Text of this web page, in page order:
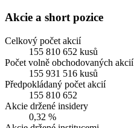
Akcie a short pozice
Celkový počet akcií
155 810 652 kusů
Počet volně obchodovaných akcií
155 931 516 kusů
Předpokládaný počet akcií
155 810 652
Akcie držené insidery
0,32 %